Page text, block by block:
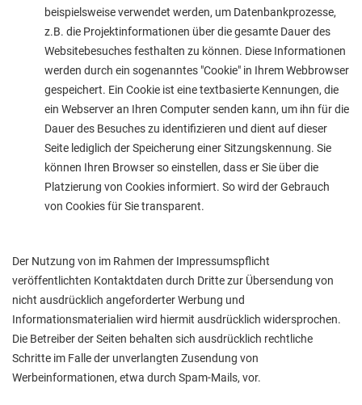
beispielsweise verwendet werden, um Datenbankprozesse,
z.B. die Projektinformationen über die gesamte Dauer des
Websitebesuches festhalten zu können. Diese Informationen
werden durch ein sogenanntes "Cookie" in Ihrem Webbrowser
gespeichert. Ein Cookie ist eine textbasierte Kennungen, die
ein Webserver an Ihren Computer senden kann, um ihn für die
Dauer des Besuches zu identifizieren und dient auf dieser
Seite lediglich der Speicherung einer Sitzungskennung. Sie
können Ihren Browser so einstellen, dass er Sie über die
Platzierung von Cookies informiert. So wird der Gebrauch
von Cookies für Sie transparent.
Der Nutzung von im Rahmen der Impressumspflicht
veröffentlichten Kontaktdaten durch Dritte zur Übersendung von
nicht ausdrücklich angeforderter Werbung und
Informationsmaterialien wird hiermit ausdrücklich widersprochen.
Die Betreiber der Seiten behalten sich ausdrücklich rechtliche
Schritte im Falle der unverlangten Zusendung von
Werbeinformationen, etwa durch Spam-Mails, vor.